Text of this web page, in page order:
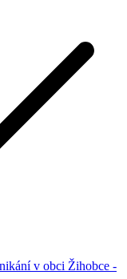
v obci Žihobce -